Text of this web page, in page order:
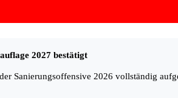
2027 bestätigt
Sanierungsoffensive 2026 vollständig